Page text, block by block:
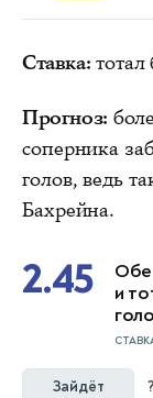
Ставка:
Прогноз:
соперника
голов, ведь
Бахрейна.
2.45
Обе
и
Зайдёт ?